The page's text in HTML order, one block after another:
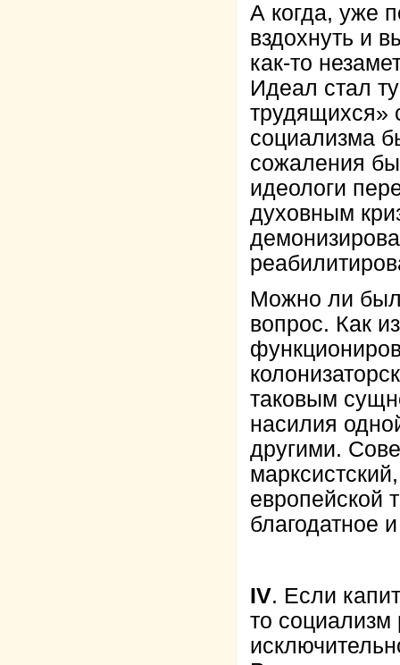
А когда, уже
вздохнуть и
как-то
Идеал стал
трудящихся»
социализма
сожаления
идеологи
духовным
Можно ли
вопрос. Как
таковым
насилия
другими.
европейской
благодатное
IV. Если
то социализм